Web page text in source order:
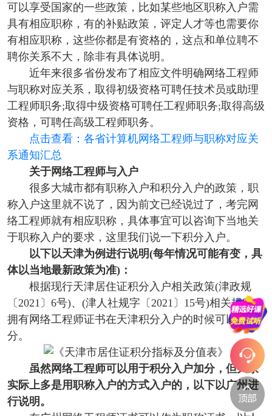
可以享受国家的一些政策，比如某些地区职称入户需
具有相应职称，有的补贴政策，评定人才等也需要你
有相应职称，这些你都是有资格的，这点和单位聘不
聘你关系不大，除非有具体说明。
近年来很多省份发布了相应文件明确网络工程师
与职称对应关系，取得初级资格可聘任技术员或助理
工程师职务;取得中级资格可聘任工程师职务;取得高级
资格，可聘任高级工程师职务。
点击查看：各省计算机网络工程师与职称对应关
系通知汇总
关于网络工程师与入户
很多大城市都有职称入户和积分入户的政策，职
称入户这里就不说了，因为前文已经说过了，考完网
络工程师就有相应职称，具体事宜可以咨询下当地关
于职称入户的要求，这里我们说一下积分入户。
以下以天津为例进行说明(每年情况可能有变，具
体以当地最新政策为准)：
根据现行天津居住证积分入户相关政策(津政规
〔2021〕6号)、(津人社规字〔2021〕15号)相关规定，
拥有网络工程师证书在天津积分入户的时候可以加20
分。
虽然网络工程师可以用于积分入户加分，但大家
实际上多是用职称入户的方式入户的，以下以广州进
行说明。